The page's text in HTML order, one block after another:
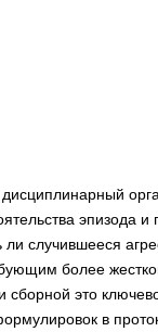
эпизода и
ли случившееся
более
сборной это
в